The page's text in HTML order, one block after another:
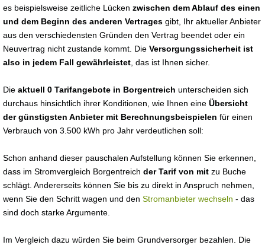
es beispielsweise zeitliche Lücken zwischen dem Ablauf des einen
und dem Beginn des anderen Vertrages gibt, Ihr aktueller Anbieter
aus den verschiedensten Gründen den Vertrag beendet oder ein
Neuvertrag nicht zustande kommt. Die Versorgungssicherheit ist
also in jedem Fall gewährleistet , das ist Ihnen sicher.
Die aktuell 0 Tarifangebote in Borgentreich unterscheiden sich
durchaus hinsichtlich ihrer Konditionen, wie Ihnen eine Übersicht
der günstigsten Anbieter mit Berechnungsbeispielen für einen
Verbrauch von 3.500 kWh pro Jahr verdeutlichen soll:
Schon anhand dieser pauschalen Aufstellung können Sie erkennen,
dass im Stromvergleich Borgentreich der Tarif von mit zu Buche
schlägt. Andererseits können Sie bis zu direkt in Anspruch nehmen,
wenn Sie den Schritt wagen und den Stromanbieter wechseln - das
sind doch starke Argumente.
Im Vergleich dazu würden Sie beim Grundversorger bezahlen. Die